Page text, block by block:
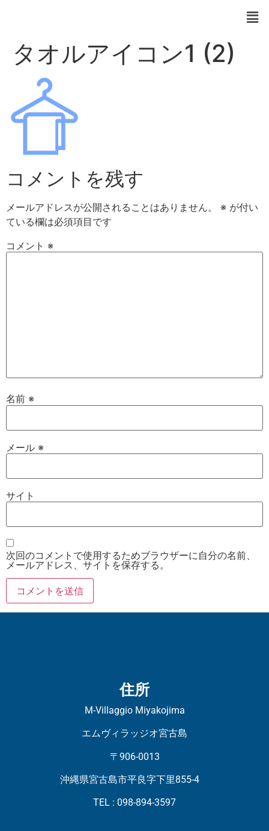
タオルアイコン1 (2)
コメントを残す
メールアドレスが公開されることはありません。 ※ が付い
ている欄は必須項目です
コメント ※
名前 ※
メール ※
サイト
次回のコメントで使用するためブラウザーに自分の名前、
メールアドレス、サイトを保存する。
住所
M-Villaggio Miyakojima
エムヴィラッジオ宮古島
〒906-0013
沖縄県宮古島市平良字下里855-4
TEL : 098-894-3597